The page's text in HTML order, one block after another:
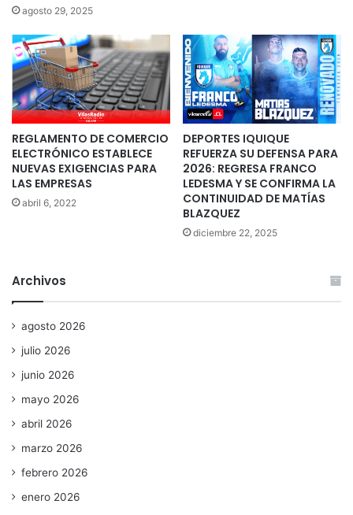
agosto 29, 2025
REGLAMENTO DE COMERCIO
ELECTRÓNICO ESTABLECE
NUEVAS EXIGENCIAS PARA
LAS EMPRESAS
abril 6, 2022
DEPORTES IQUIQUE
REFUERZA SU DEFENSA PARA
2026: REGRESA FRANCO
LEDESMA Y SE CONFIRMA LA
CONTINUIDAD DE MATÍAS
BLAZQUEZ
diciembre 22, 2025
Archivos
agosto 2026
julio 2026
junio 2026
mayo 2026
abril 2026
marzo 2026
febrero 2026
enero 2026